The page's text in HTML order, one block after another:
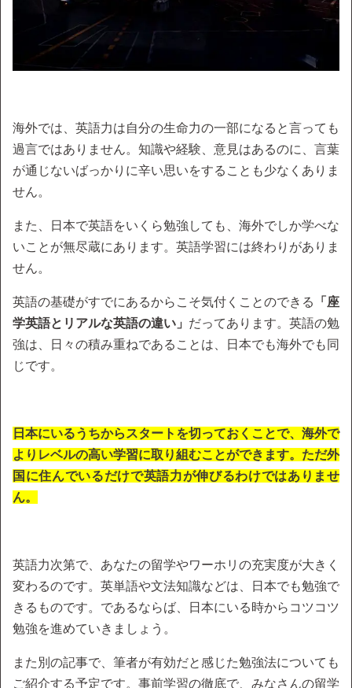
海外では、英語力は自分の生命力の一部になると言っても
過言ではありません。知識や経験、意見はあるのに、言葉
が通じないばっかりに辛い思いをすることも少なくありま
せん。
また、日本で英語をいくら勉強しても、海外でしか学べな
いことが無尽蔵にあります。英語学習には終わりがありま
せん。
英語の基礎がすでにあるからこそ気付くことのできる
「座
学英語とリアルな英語の違い」 だってあります。英語の勉
強は、日々の積み重ねであることは、日本でも海外でも同
じです。
日本にいるうちからスタートを切っておくことで、海外で
よりレベルの高い学習に取り組むことができます。ただ外
国に住んでいるだけで英語力が伸びるわけではありませ
ん。
英語力次第で、あなたの留学やワーホリの充実度が大きく
変わるのです。英単語や文法知識などは、日本でも勉強で
きるものです。であるならば、日本にいる時からコツコツ
勉強を進めていきましょう。
また別の記事で、筆者が有効だと感じた勉強法についても
ご紹介する予定です。事前学習の徹底で、みなさんの留学